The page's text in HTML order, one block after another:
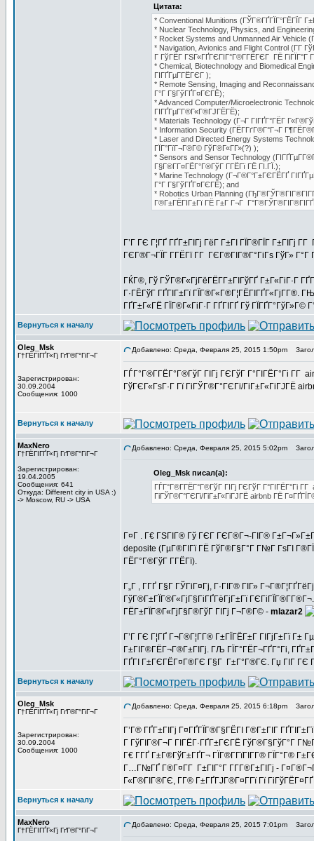
Цитата:
* Conventional Munitions (ГЎГ®ГҐГЇГ°ГЁГЇГ
* Nuclear Technology, Physics, and
* Rocket Systems and Unmanned Air Vehicle
* Navigation, Avionics and Flight Control (Г­Г
Г ГўГЁГ ГЅГ«ГҐГЄГІГ°Г®Г­ГЁГЄГ ГЁ ГіГЇГ°Г
* Chemical, Biotechnology and Biomedical
ГІГҐГµГ­ГЁГЄГ );
* Remote Sensing, Imaging and
Г°Г Г§ГўГҐГ¤ГЄГЁ);
* Advanced Computer/Microelectronic
ГІГҐГµГ­Г®Г«Г®ГЈГЁГЁ);
* Materials Technology (Г¬Г ГІГҐГ°ГЁГ
* Information Security (ГЁГ­ГґГ®Г°Г¬Г
* Laser and Directed Energy Systems
ГЇГ°ГїГ¬Г®Г© ГўГ®Г«Г­Г»(?) );
* Sensors and Sensor Technology
Г§Г®Г­Г¤ГЁГ°Г®ГўГ Г­ГЁГї ГЁ ГІ.ГЇ.);
* Marine Technology (Г¬Г®Г°Г±ГЄГЁГҐ
Г°Г Г§ГўГҐГ¤ГЄГЁ); and
* Robotics Urban Planning
Г®Г±ГЁГІГ±Гї ГЁ Г±Г Г¬Г
Г’Г ГЄ Г¦ГҐ ГҐГ±ГІГј ГёГ Г±ГІ ГЇГ®ГЇГ Г±ГІГј
ГЄГ®Г¬ГЇГ Г­ГЁГї Г­Г ГЄГ®ГІГ®Г°ГіГѕ ГўГ» Г°Г
ГЌГ®, Гў ГЎГ®Г«ГјГёГЁГ­Г±ГІГўГҐ Г±Г«ГіГ·Г
Г·ГЁГўГ ГҐГІГ±Гї ГЇГ®Г«Г®Г¦ГЁГІГҐГ«ГјГ­Г®.
ГҐГ±Г«ГЁ ГЇГ®Г«ГіГ·Г ГҐГІГҐ Гў ГЇГҐГ°ГўГ»Г©
Вернуться к началу
Oleg_Msk
Г†ГЁГІГҐГ«Гј ГґГ®Г°ГіГ¬Г
Зарегистрирован:
30.09.2004
Сообщения: 1000
Добавлено: Среда, Февраля 25, 2015 1:50pm
ГЃГ°Г®Г­ГЁГ°Г®ГўГ ГІГј ГЄГўГ Г°ГІГЁГ°Гі Г­Г
ГўГЄГ«ГѕГ·Г Гї ГіГЎГ®Г°ГЄГі/ГіГ±Г«ГіГЈГЁ
Вернуться к началу
MaxNero
Г†ГЁГІГҐГ«Гј ГґГ®Г°ГіГ¬Г
Зарегистрирован:
19.04.2005
Сообщения: 641
Откуда: Different city in USA :)
-> Moscow, RU -> USA
Добавлено: Среда, Февраля 25, 2015 5:02pm
Oleg_Msk писал(а):
ГЃГ°Г®Г­ГЁГ°Г®ГўГ ГІГј ГЄГўГ Г°ГІГЁГ°Гі Г­Г
ГіГЎГ®Г°ГЄГі/ГіГ±Г«ГіГЈГЁ airbnb ГЁ
Г¤Г . Г€ ГЅГІГ® Гў ГЄГ ГЄГ®Г¬-ГІГ®
deposite (ГµГ®ГІГї ГЁ ГўГ®Г§Г°Г Г№Г ГѕГІ
ГЁГ°Г®ГўГ Г­ГЁГї).
Г„Г , Г­ГҐ Г§Г ГЎГіГ¤Гј, Г·ГІГ® ГІГ»
ГўГ®Г±ГЇГ®Г«ГјГ§ГіГҐГёГјГ±Гї
ГЁГ±ГЇГ®Г«ГјГ§Г®ГўГ ГІГј Г¬Г®Г© - mlazar2
Г’Г ГЄ Г¦ГҐ Г¬Г®Г¦Г­Г® Г±ГЇГЁГ±Г ГІГјГ±Гї
Г±ГІГ®ГЁГ¬Г®Г±ГІГј. ГЉ ГЇГ°ГЁГ¬ГҐГ°Гі,
ГҐГІ Г±ГЄГЁГ¤Г®ГЄ Г§Г Г±Г°Г®ГЄ. Гџ ГІГ ГЄ
Вернуться к началу
Oleg_Msk
Г†ГЁГІГҐГ«Гј ГґГ®Г°ГіГ¬Г
Зарегистрирован:
30.09.2004
Сообщения: 1000
Добавлено: Среда, Февраля 25, 2015 6:18pm
Г’Г® ГҐГ±ГІГј Г¤ГҐГЇГ®Г§ГЁГІ Г®Г±ГІГ
Г ГўГІГ®Г¬Г ГІГЁГ·ГҐГ±ГЄГЁ ГўГ®Г§ГўГ°Г
Г€ Г­ГҐ Г±Г®ГўГ±ГҐГ¬ ГЇГ®Г­ГїГІГ­Г® ГЇГ°Г®
Г…Г№ГҐ Г®Г¤Г­Г Г±ГІГ°Г Г­Г­Г®Г±ГІГј -
Г«Г®ГІГ®ГЄ, Г­Г® Г±ГҐГЈГ®Г¤Г­Гї Гї
Вернуться к началу
MaxNero
Г†ГЁГІГҐГ«Гј ГґГ®Г°ГіГ¬Г
Добавлено: Среда, Февраля 25, 2015 7:01pm